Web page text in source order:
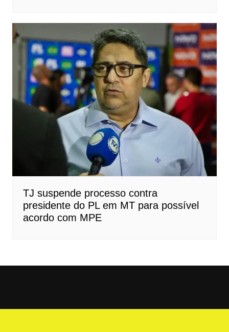
TJ suspende processo contra
presidente do PL em MT para possível
acordo com MPE